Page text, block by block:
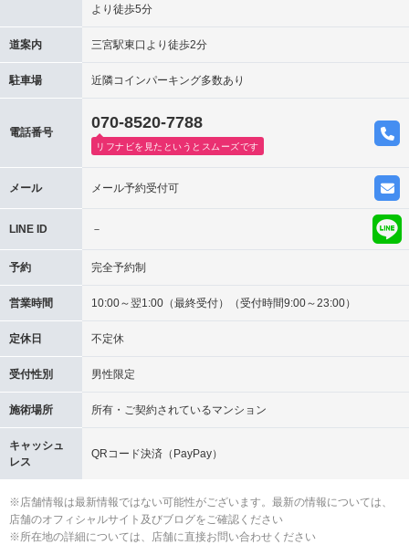
より徒歩5分
道案内 三宮駅東口より徒歩2分
駐車場 近隣コインパーキング多数あり
電話番号
070-8520-7788
リフナビを見たというとスムーズです
メール メール予約受付可
LINE ID －
予約 完全予約制
営業時間 10:00～翌1:00（最終受付）（受付時間9:00～23:00）
定休日 不定休
受付性別 男性限定
施術場所 所有・ご契約されているマンション
キャッシュ
レス
QRコード決済（PayPay）
※店舗情報は最新情報ではない可能性がございます。最新の情報については、
店舗のオフィシャルサイト及びブログをご確認ください
※所在地の詳細については、店舗に直接お問い合わせください